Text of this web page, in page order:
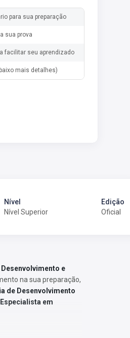
para sua preparação
sua prova
facilitar seu aprendizado
mais detalhes)
Nível
Nível Superior
Edição
Oficial
e
na sua preparação,
de Desenvolvimento
Especialista em